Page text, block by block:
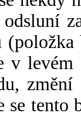
v
se tento